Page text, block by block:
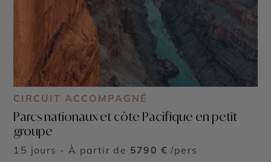
CIRCUIT ACCOMPAGNÉ
Parcs nationaux et côte Pacifique en petit
groupe
15 jours - À partir de 5790 € /pers